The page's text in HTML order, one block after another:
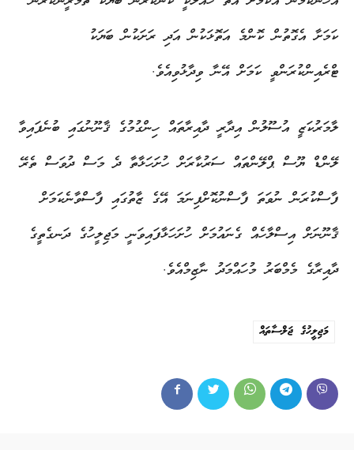
ކަމަށާ އެގޮތުން ކޮންމެ އަތޮޅަކުން އަދި ރަށަކުން ބަޔަކު
ޓްރެއިންކުރަންވީ ކަމަށް އޭނާ ވިދާޅުވިއެވެ.
ލާމަރުކަޒީ އުސޫލުން އިދާރީ ދާއިރާތައް ހިންގުމުގެ ޤާނޫނުގައި ބުނެފައިވާ
ލޭންޑް ޔޫސް ޕްލޭންތައް ސަރުކާރަށް ހުށަހަޅާތާ ދެ މަސް ދުވަސް ތެރޭ
ފާސްކުރަން ނުވަތަ ފާސްނުކޮށްފިނަމަ އޭގެ ޒާތުގައި ފާސްވާނެކަމަށް
ޤާނޫނަށް އިސްލާހެއް ގެނައުމަށް ހުށަހަޅާފައިވަނީ މަޖިލީހުގެ ދަނގެތީގެ
ދާއިރާގެ މެމްބަރު މުހައްމަދު ނާޒިމްއެވެ.
މަޖިލީހުގެ ޖަލްސާތައް